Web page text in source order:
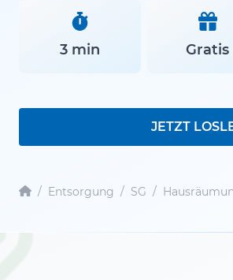
3 min Gratis
JETZT
/ Entsorgung / SG /